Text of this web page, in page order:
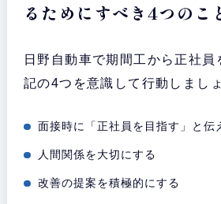
るためにすべき4つのこ
日野自動車で期間工から正社員
記の4つを意識して行動しましょ
面接時に「正社員を目指す」と伝
人間関係を大切にする
改善の提案を積極的にする